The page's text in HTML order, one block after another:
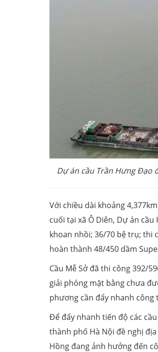
Dự án cầu Trần Hưng Đạo
Với chiều dài khoảng
cuối tại xã Ô Diên, Dự án
khoan nhồi; 36/70 bệ trụ; thi
hoàn thành 48/450 dầm
Cầu Mễ Sở đã thi công 392/
giải phóng mặt bằng chưa
phương cần đẩy nhanh
Để đẩy nhanh tiến độ các
thành phố Hà Nội đề nghị
Hồng đang ảnh hưởng đến